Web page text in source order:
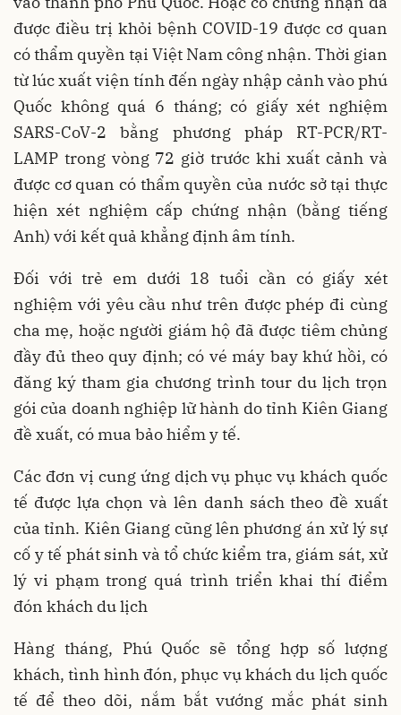
được điều trị khỏi bệnh COVID-19 được cơ quan
có thẩm quyền tại Việt Nam công nhận. Thời gian
từ lúc xuất viện tính đến ngày nhập cảnh vào phú
Quốc không quá 6 tháng; có giấy xét nghiệm
SARS-CoV-2 bằng phương pháp RT-PCR/RT-
LAMP trong vòng 72 giờ trước khi xuất cảnh và
được cơ quan có thẩm quyền của nước sở tại thực
hiện xét nghiệm cấp chứng nhận (bằng tiếng
Anh) với kết quả khẳng định âm tính.
Đối với trẻ em dưới 18 tuổi cần có giấy xét
nghiệm với yêu cầu như trên được phép đi cùng
cha mẹ, hoặc người giám hộ đã được tiêm chủng
đầy đủ theo quy định; có vé máy bay khứ hồi, có
đăng ký tham gia chương trình tour du lịch trọn
gói của doanh nghiệp lữ hành do tỉnh Kiên Giang
đề xuất, có mua bảo hiểm y tế.
Các đơn vị cung ứng dịch vụ phục vụ khách quốc
tế được lựa chọn và lên danh sách theo đề xuất
của tỉnh. Kiên Giang cũng lên phương án xử lý sự
cố y tế phát sinh và tổ chức kiểm tra, giám sát, xử
lý vi phạm trong quá trình triển khai thí điểm
đón khách du lịch
Hàng tháng, Phú Quốc sẽ tổng hợp số lượng
khách, tình hình đón, phục vụ khách du lịch quốc
tế để theo dõi, nắm bắt vướng mắc phát sinh